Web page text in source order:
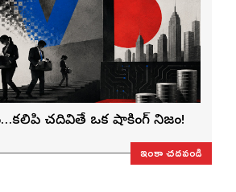
చదివితే ఒక షాకింగ్ నిజం!
ఇంకా చదవండి